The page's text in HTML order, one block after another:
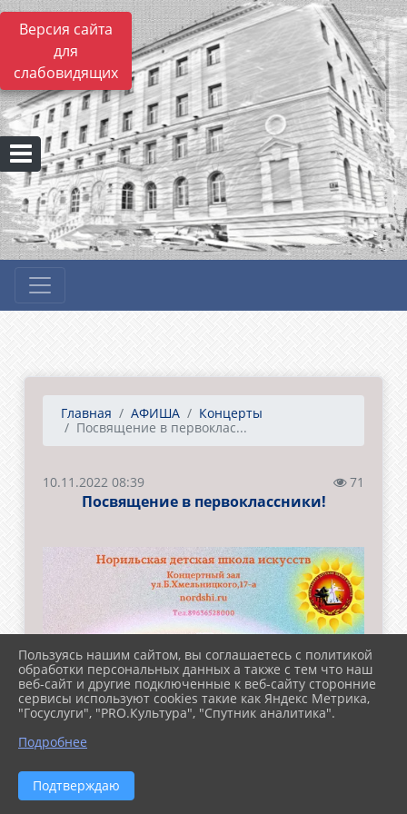
Версия сайта
для
слабовидящих
Главная АФИША
Концерты
Посвящение в первоклас...
10.11.2022 08:39 71
Посвящение в первоклассники!
Пользуясь нашим сайтом, вы соглашаетесь с политикой
обработки персональных данных а также с тем что наш
веб-сайт и другие подключенные к веб-сайту сторонние
сервисы используют cookies такие как Яндекс Метрика,
"Госуслуги", "PRO.Культура", "Спутник аналитика".
Подробнее
Подтверждаю